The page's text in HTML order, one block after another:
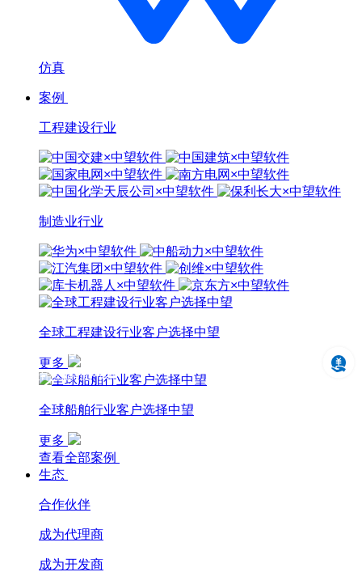
仿真
案例
工程建设行业
制造业行业
全球工程建设行业客户选择中望
更多
全球船舶行业客户选择中望
更多
查看全部案例
生态
合作伙伴
成为代理商
成为开发商
中望3D 2024
设计仿真制造一体化